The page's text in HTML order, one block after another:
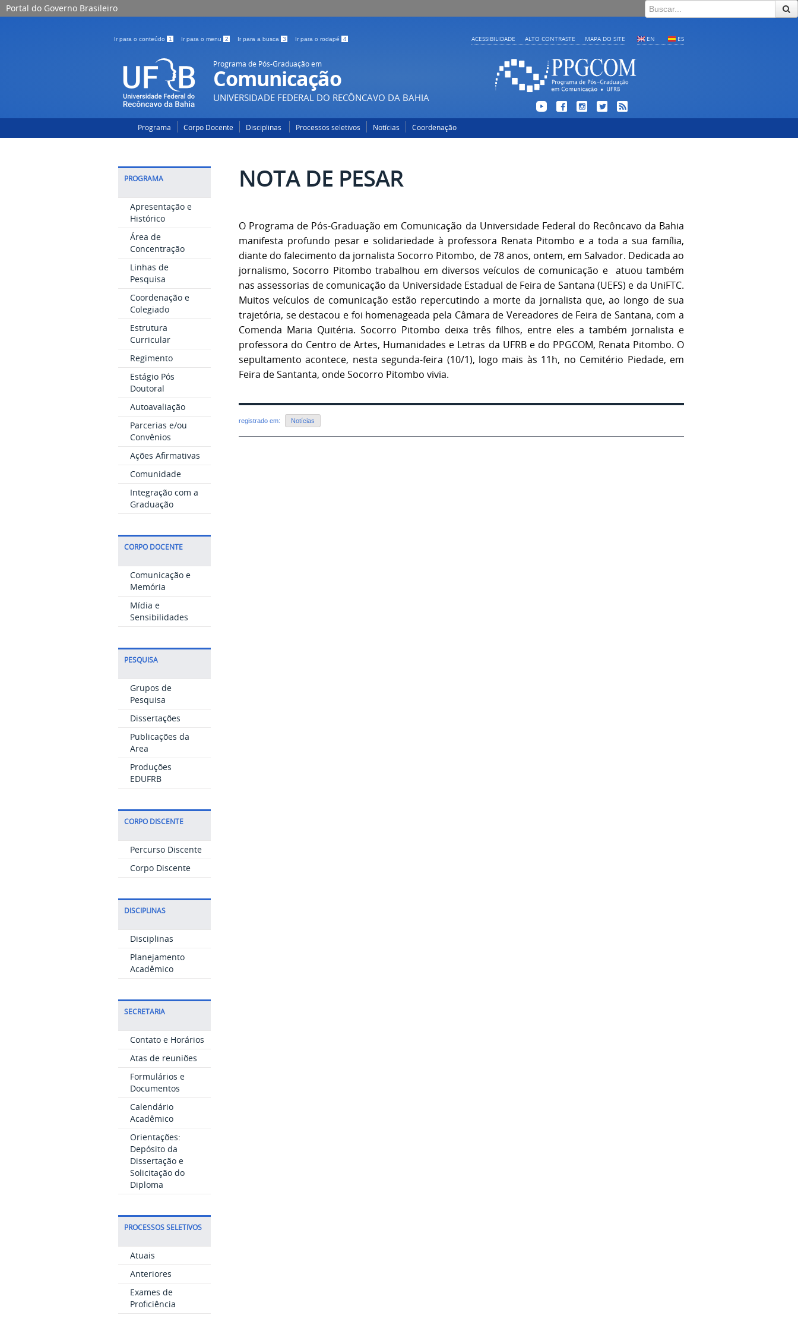
Portal do Governo Brasileiro
Ir para o conteúdo 1 Ir para o menu 2 Ir para a busca 3 Ir para o rodapé 4 EN ES
ACESSIBILIDADE ALTO CONTRASTE MAPA DO SITE
Programa de Pós-Graduação em
Comunicação
UNIVERSIDADE FEDERAL DO RECÔNCAVO DA BAHIA
Programa Corpo Docente Disciplinas Processos seletivos Notícias Coordenação
PROGRAMA
Apresentação e
Histórico
Área de
Concentração
Linhas de
Pesquisa
Coordenação e
Colegiado
Estrutura
Curricular
Regimento
Estágio Pós
Doutoral
Autoavaliação
Parcerias e/ou
Convênios
Ações Afirmativas
Comunidade
Integração com a
Graduação
CORPO DOCENTE
Comunicação e
Memória
Mídia e
Sensibilidades
PESQUISA
Grupos de
Pesquisa
Dissertações
Publicações da
Area
Produções
EDUFRB
CORPO DISCENTE
Percurso Discente
Corpo Discente
DISCIPLINAS
Disciplinas
Planejamento
Acadêmico
SECRETARIA
Contato e Horários
Atas de reuniões
Formulários e
Documentos
Calendário
Acadêmico
Orientações:
Depósito da
Dissertação e
Solicitação do
Diploma
PROCESSOS SELETIVOS
Atuais
Anteriores
Exames de
Proficiência
NOTA DE PESAR
O Programa de Pós-Graduação em Comunicação da Universidade Federal do Recôncavo da Bahia
manifesta profundo pesar e solidariedade à professora Renata Pitombo e a toda a sua família,
diante do falecimento da jornalista Socorro Pitombo, de 78 anos, ontem, em Salvador. Dedicada ao
jornalismo, Socorro Pitombo trabalhou em diversos veículos de comunicação e atuou também
nas assessorias de comunicação da Universidade Estadual de Feira de Santana (UEFS) e da UniFTC.
Muitos veículos de comunicação estão repercutindo a morte da jornalista que, ao longo de sua
trajetória, se destacou e foi homenageada pela Câmara de Vereadores de Feira de Santana, com a
Comenda Maria Quitéria. Socorro Pitombo deixa três filhos, entre eles a também jornalista e
professora do Centro de Artes, Humanidades e Letras da UFRB e do PPGCOM, Renata Pitombo. O
sepultamento acontece, nesta segunda-feira (10/1), logo mais às 11h, no Cemitério Piedade, em
Feira de Santanta, onde Socorro Pitombo vivia.
registrado em: Notícias